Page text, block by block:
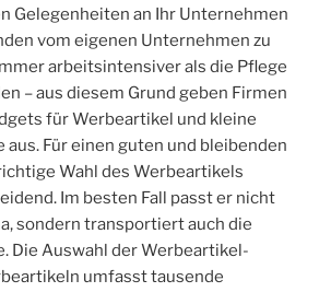
Gelegenheiten an Ihr Unternehmen
vom eigenen Unternehmen zu
arbeitsintensiver als die Pflege
– aus diesem Grund geben Firmen
für Werbeartikel und kleine
aus. Für einen guten und bleibenden
Wahl des Werbeartikels
Im besten Fall passt er nicht
sondern transportiert auch die
Die Auswahl der Werbeartikel-
umfasst tausende